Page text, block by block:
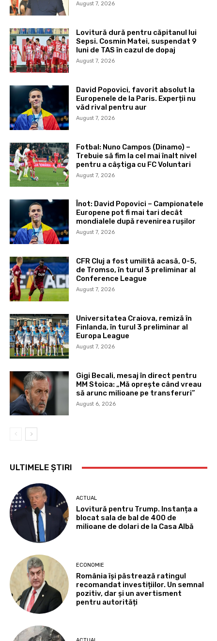
August 7, 2026
Lovitură dură pentru căpitanul lui
Sepsi. Cosmin Matei, suspendat 9
luni de TAS în cazul de dopaj
August 7, 2026
David Popovici, favorit absolut la
Europenele de la Paris. Experții nu
văd rival pentru aur
August 7, 2026
Fotbal: Nuno Campos (Dinamo) –
Trebuie să fim la cel mai înalt nivel
pentru a câștiga cu FC Voluntari
August 7, 2026
Înot: David Popovici – Campionatele
Europene pot fi mai tari decât
mondialele după revenirea rușilor
August 7, 2026
CFR Cluj a fost umilită acasă, 0-5,
de Tromso, în turul 3 preliminar al
Conference League
August 7, 2026
Universitatea Craiova, remiză în
Finlanda, în turul 3 preliminar al
Europa League
August 7, 2026
Gigi Becali, mesaj în direct pentru
MM Stoica: „Mă oprește când vreau
să arunc milioane pe transferuri”
August 6, 2026
ULTIMELE ȘTIRI
ACTUAL
Lovitură pentru Trump. Instanța a
blocat sala de bal de 400 de
milioane de dolari de la Casa Albă
ECONOMIE
România își păstrează ratingul
recomandat investițiilor. Un semnal
pozitiv, dar și un avertisment
pentru autorități